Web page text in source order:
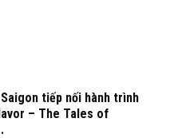
tiếp nối hành trình
– The Tales of